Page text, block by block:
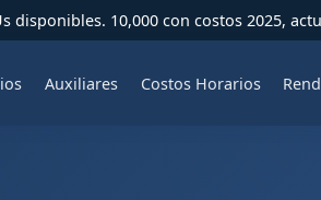
disponibles. 10,000 con costos 2025,
Auxiliares Costos Horarios